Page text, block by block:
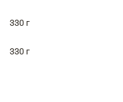
330 г
330 г